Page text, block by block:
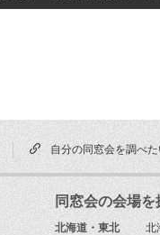
自分の同窓会を調べ
同窓会の会場を
北海道・東北 北